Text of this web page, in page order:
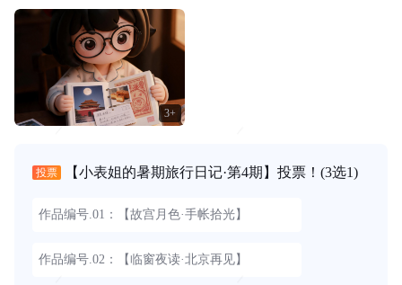
3+
票！🗳️ 入选作品🔴作品编号.01：【故宫月色·手帐拾光】创作者：帅羊帅提示
词/思路：小表姐穿着家居装，坐在在家中的书...
投票 【小表姐的暑期旅行日记·第4期】投票！ (3选1)
作品编号.01：【故宫月色·手帐拾光】
作品编号.02：【临窗夜读·北京再见】